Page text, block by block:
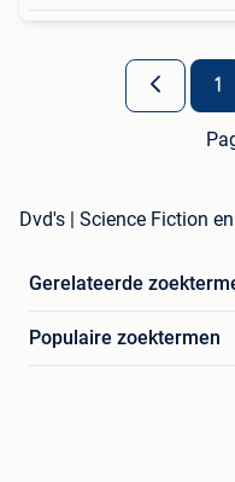
1
Dvd's | Science Fiction
Gerelateerde
Populaire zoektermen